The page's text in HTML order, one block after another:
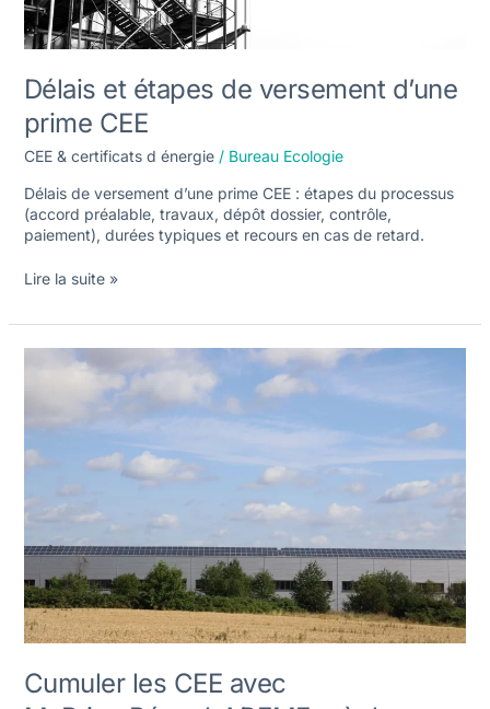
Délais et étapes de versement d’une
prime CEE
CEE & certificats d énergie/ Bureau Ecologie
Délais de versement d’une prime CEE : étapes du processus
(accord préalable, travaux, dépôt dossier, contrôle,
paiement), durées typiques et recours en cas de retard.
Lire la suite »
Cumuler les CEE avec
Cumuler
ADEME
règles